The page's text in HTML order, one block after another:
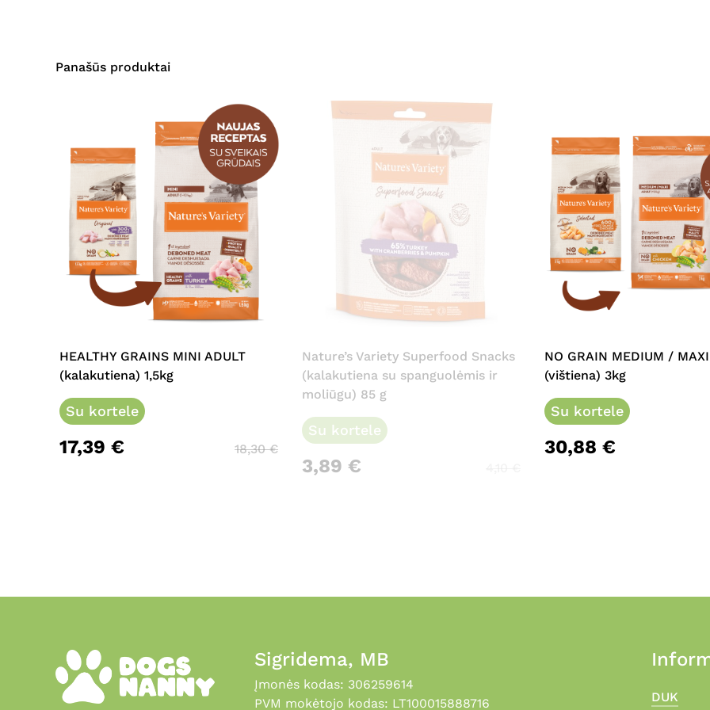
Panašūs produktai
HEALTHY GRAINS MINI ADULT
(kalakutiena) 1,5kg
Su kortele
17,39 € 18,30€
Nature’s Variety Superfood Snacks
(kalakutiena su spanguolėmis ir
moliūgu) 85 g
Su kortele
3,89 €
NO GRAIN MEDIUM /
(vištiena) 3kg
Su kortele
30,88 €
Sigridema, MB
Įmonės kodas: 306259614
PVM mokėtojo kodas: LT100015888716
DUK